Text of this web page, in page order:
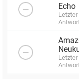
Echo
Letzter
Letzter